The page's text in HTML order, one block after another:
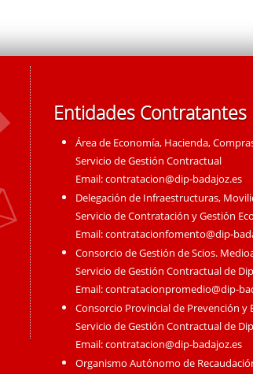
Entidades Contratantes
Área de Economía, Hacienda,
Servicio de Gestión Contractual
Email:contratacion@dip-badajoz.es
Delegación de Infraestructuras,
Servicio de Contratación y Gestión
Email:contratacionfomento@dip-
Consorcio de Gestión de Scios.
Servicio de Gestión Contractual de
Email:contratacionpromedio@dip-
Consorcio Provincial de Prevención y
Servicio de Gestión Contractual de
Email:contratacion@dip-badajoz.es
Organismo Autónomo de